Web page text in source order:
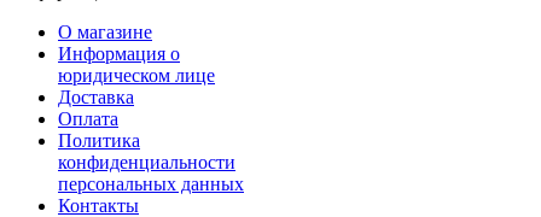
О магазине
Информация о
юридическом лице
Доставка
Оплата
Политика
конфиденциальности
персональных данных
Контакты